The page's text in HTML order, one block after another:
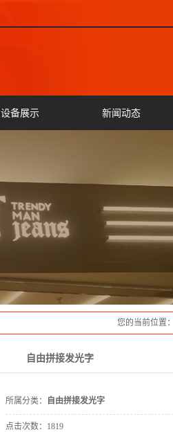
设备展示 新闻动态
您的当前位置：
自由拼接发光字
所属分类： 自由拼接发光字
点击次数： 1819